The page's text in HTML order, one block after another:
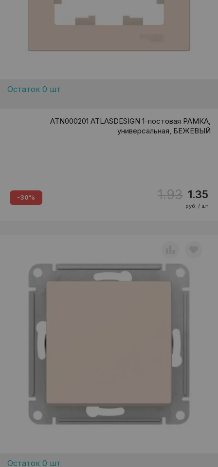
Остаток 0 шт
ATN000201 ATLASDESIGN 1-постовая РАМКА,
универсальная, БЕЖЕВЫЙ
-30% 1.93 1.35
руб. / шт
Остаток 0 шт